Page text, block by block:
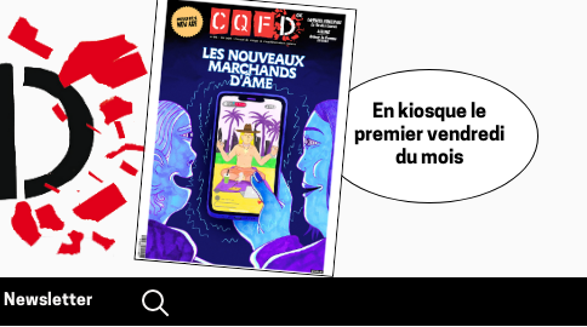
En kiosque le
premier vendredi
du mois
Newsletter